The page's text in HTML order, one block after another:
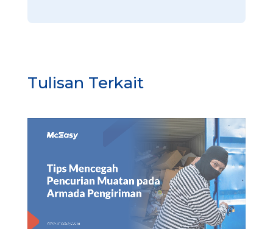
Tulisan Terkait